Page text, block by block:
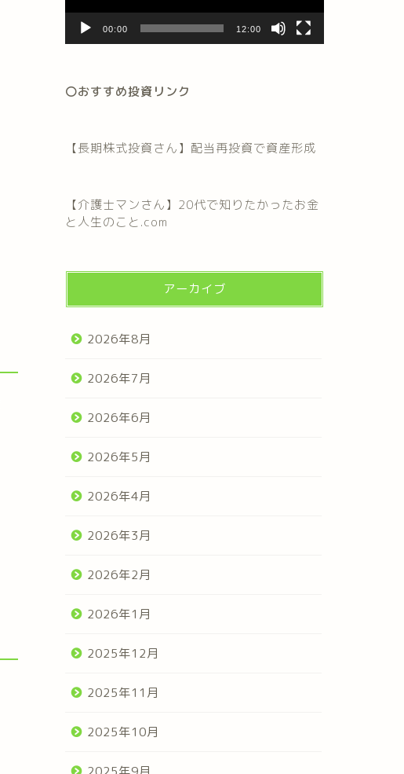
ー
00:00 12:00
〇おすすめ投資リンク
【長期株式投資さん】配当再投資で資産形成
【介護士マンさん】20代で知りたかったお金
と人生のこと.com
アーカイブ
2026年8月
2026年7月
2026年6月
2026年5月
2026年4月
2026年3月
2026年2月
2026年1月
2025年12月
2025年11月
2025年10月